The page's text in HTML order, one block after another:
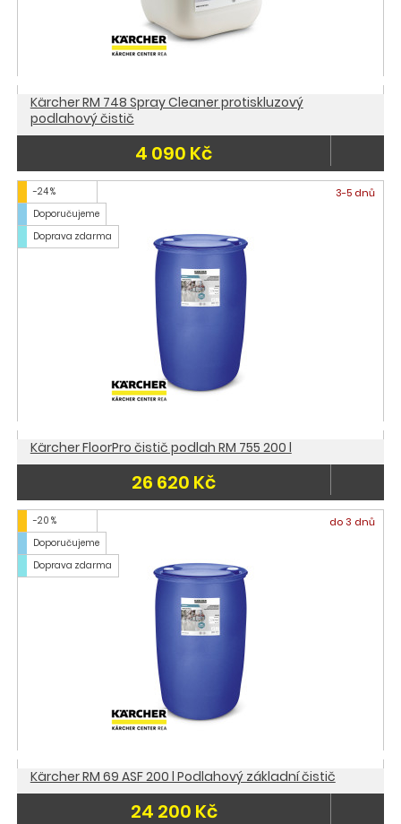
Kärcher RM 748 Spray Cleaner protiskluzový
podlahový čistič
4 090 Kč
-24 %
Doporučujeme
Doprava zdarma
3-5 dnů
Kärcher FloorPro čistič podlah RM 755 200 l
26 620 Kč
-20 %
Doporučujeme
Doprava zdarma
do 3 dnů
Kärcher RM 69 ASF 200 l Podlahový základní čistič
24 200 Kč